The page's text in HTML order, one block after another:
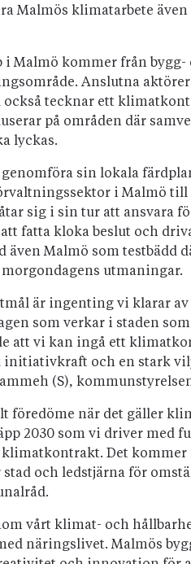
Malmös klimatarbete
Malmö kommer från
Anslutna
tecknar ett
på områden där
lyckas.
sin lokala
i Malmö till
sig i sin tur att ansvara
fatta kloka beslut och
Malmö som testbädd
utmaningar.
är ingenting vi klarar av
som verkar i staden
att vi kan ingå ett
initiativkraft och en stark
(S),
föredöme när det gäller
2030 som vi driver med
Det kommer
och ledstjärna för
vårt klimat- och
näringslivet. Malmös